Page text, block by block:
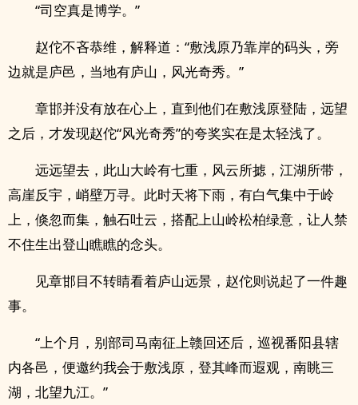
“司空真是博学。”
赵佗不吝恭维，解释道：“敷浅原乃靠岸的码头，旁
边就是庐邑，当地有庐山，风光奇秀。”
章邯并没有放在心上，直到他们在敷浅原登陆，远望
之后，才发现赵佗“风光奇秀”的夸奖实在是太轻浅了。
远远望去，此山大岭有七重，风云所摅，江湖所带，
高崖反宇，峭壁万寻。此时天将下雨，有白气集中于岭
上，倏忽而集，触石吐云，搭配上山岭松柏绿意，让人禁
不住生出登山瞧瞧的念头。
见章邯目不转睛看着庐山远景，赵佗则说起了一件趣
事。
“上个月，别部司马南征上赣回还后，巡视番阳县辖
内各邑，便邀约我会于敷浅原，登其峰而遐观，南眺三
湖，北望九江。”